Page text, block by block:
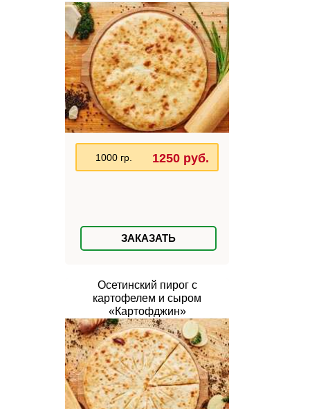
1000 гр. 1250 руб.
ЗАКАЗАТЬ
Осетинский пирог с
картофелем и сыром
«Картофджин»